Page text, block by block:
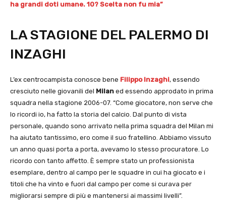
ha grandi doti umane. 10? Scelta non fu mia”
LA STAGIONE DEL PALERMO DI
INZAGHI
L’ex centrocampista conosce bene Filippo Inzaghi, essendo
cresciuto nelle giovanili del Milan ed essendo approdato in prima
squadra nella stagione 2006-07. “Come giocatore, non serve che
lo ricordi io, ha fatto la storia del calcio. Dal punto di vista
personale, quando sono arrivato nella prima squadra del Milan mi
ha aiutato tantissimo, ero come il suo fratellino. Abbiamo vissuto
un anno quasi porta a porta, avevamo lo stesso procuratore. Lo
ricordo con tanto affetto. È sempre stato un professionista
esemplare, dentro al campo per le squadre in cui ha giocato e i
titoli che ha vinto e fuori dal campo per come si curava per
migliorarsi sempre di più e mantenersi ai massimi livelli”.